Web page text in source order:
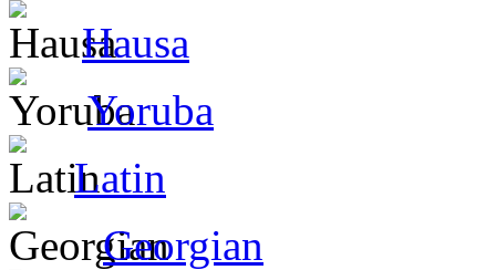
Hausa
Yoruba
Latin
Georgian